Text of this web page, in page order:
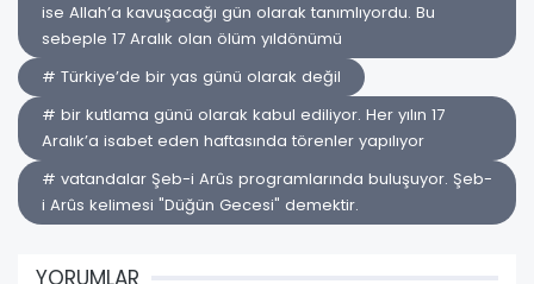
ise Allah’a kavuşacağı gün olarak tanımlıyordu. Bu
sebeple 17 Aralık olan ölüm yıldönümü
# Türkiye’de bir yas günü olarak değil
# bir kutlama günü olarak kabul ediliyor. Her yılın 17
Aralık’a isabet eden haftasında törenler yapılıyor
# vatandalar Şeb-i Arûs programlarında buluşuyor. Şeb-
i Arûs kelimesi "Düğün Gecesi" demektir.